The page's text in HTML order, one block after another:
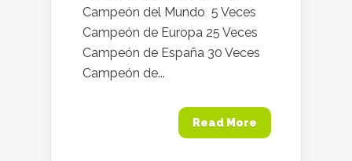
Campeón del Mundo 5 Veces
Campeón de Europa 25 Veces
Campeón de España 30 Veces
Campeón de...
Read More